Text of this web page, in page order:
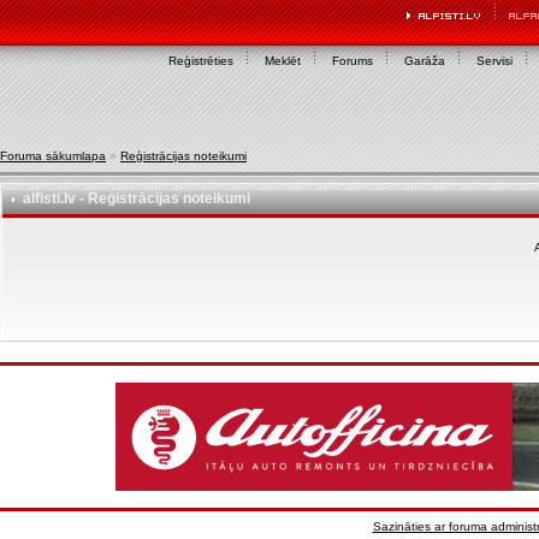
Reģistrēties Meklēt Forums Garāža Servisi
Foruma sākumlapa » Reģistrācijas noteikumi
alfisti.lv - Reģistrācijas noteikumi
Sazināties ar foruma